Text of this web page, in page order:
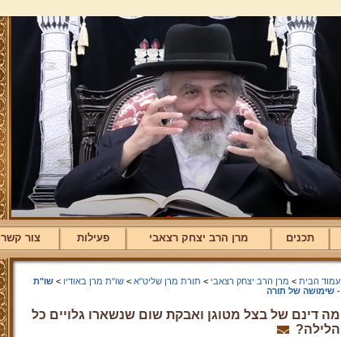
תכנים מרן הרב יצחק רצאבי פעילות צור קשר
עמוד הבית > מרן הרב יצחק רצאבי > תורת מרן שליט"א >שו"ת מרן באודיו >שו"ת
- שימושה של תורה
מה דינם של בצל מטוגן ואבקת שום שנשארו גלויים כל
הלילה?